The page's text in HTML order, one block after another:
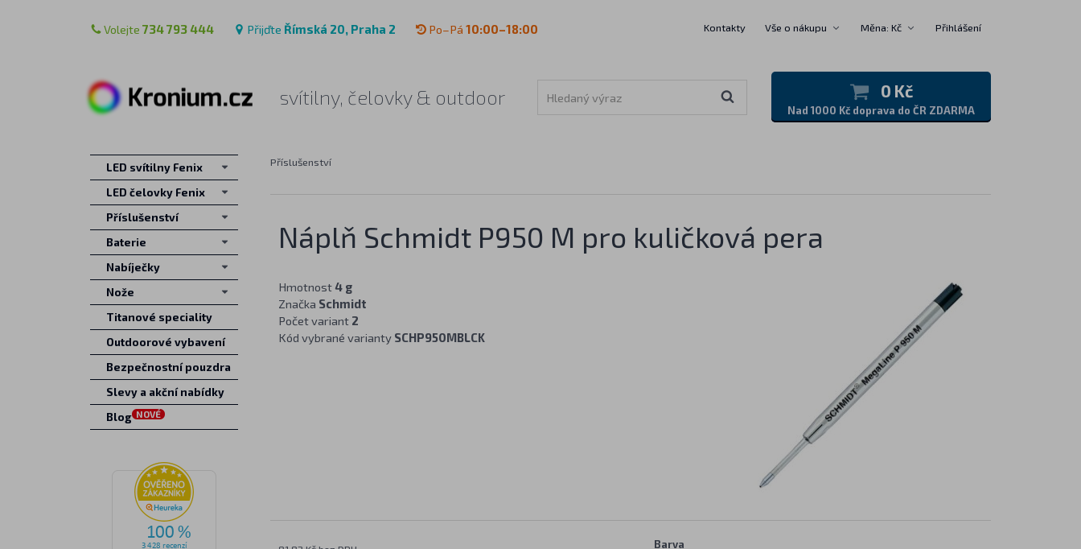
Volejte 734 793 444 Přijďte Římská 20, Praha 2 Po–Pá 10:00–18:00 Kontakty Vše o nákupu Měna: Kč Přihlášení
svítilny, čelovky & outdoor 0 Kč
Nad 1000 Kč doprava do ČR ZDARMA
Příslušenství
Náplň Schmidt P950 M pro kuličková pera
Hmotnost4 g
Značka Schmidt
Počet variant 2
Kód vybrané varianty SCHP950MBLCK
Barva
LED svítilny Fenix
LED čelovky Fenix
Příslušenství
Baterie
Nabíječky
Nože
Titanové speciality
Outdoorové vybavení
Bezpečnostní pouzdra
Slevy a akční nabídky
Blog NOVÉ